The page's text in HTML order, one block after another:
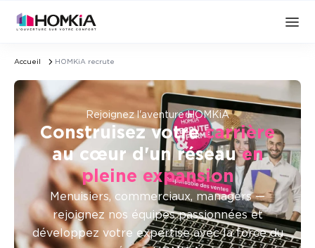
Accueil HOMKiA recrute
Rejoignez l'aventure HOMKiA
Construisez votrecarrière
au cœur d'un réseauen
pleine expansion
Menuisiers, commerciaux, managers —
rejoignez nos équipes passionnées et
développez votre expertise avec la force du